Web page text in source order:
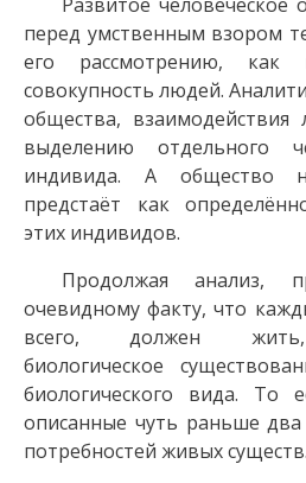
перед умственным взором
его рассмотрению, как
совокупность людей.
общества,
выделению отдельного
индивида. А общество
предстаёт как
этих индивидов.
Продолжая анализ,
очевидному факту, что
всего, должен жить,
биологическое
биологического вида. То
описанные чуть раньше
потребностей живых существ.